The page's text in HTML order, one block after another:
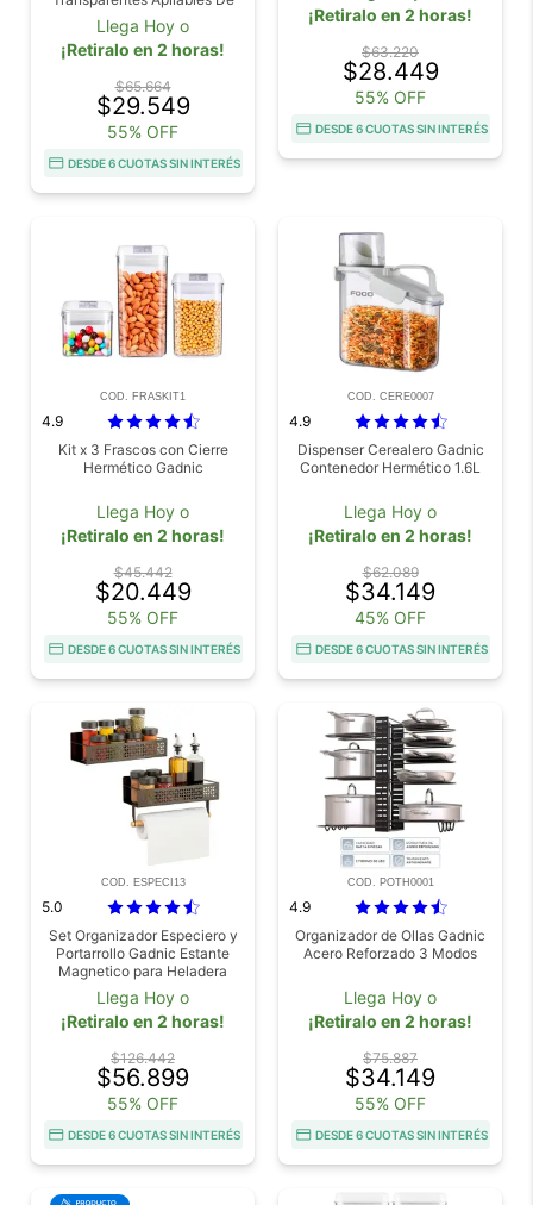
Plastico Con Tapa Para
Cocina 0.5L 0.8L 1.2L
Llega Hoy o
¡Retiralo en 2 horas!
$65.664
$29.549
55% OFF
DESDE 6 CUOTAS SIN INTERÉS
¡Retiralo en 2 horas!
$63.220
$28.449
55% OFF
DESDE 6 CUOTAS SIN INTERÉS
COD. FRASKIT1
4.9
Kit x 3 Frascos con Cierre
Hermético Gadnic
Llega Hoy o
¡Retiralo en 2 horas!
$45.442
$20.449
55% OFF
DESDE 6 CUOTAS SIN INTERÉS
COD. CERE0007
4.9
Dispenser Cerealero Gadnic
Contenedor Hermético 1.6L
Llega Hoy o
¡Retiralo en 2 horas!
$62.089
$34.149
45% OFF
DESDE 6 CUOTAS SIN INTERÉS
COD. ESPECI13
5.0
Set Organizador Especiero y
Portarrollo Gadnic Estante
Magnetico para Heladera
Llega Hoy o
¡Retiralo en 2 horas!
$126.442
$56.899
55% OFF
DESDE 6 CUOTAS SIN INTERÉS
COD. POTH0001
4.9
Organizador de Ollas Gadnic
Acero Reforzado 3 Modos
Llega Hoy o
¡Retiralo en 2 horas!
$75.887
$34.149
55% OFF
DESDE 6 CUOTAS SIN INTERÉS